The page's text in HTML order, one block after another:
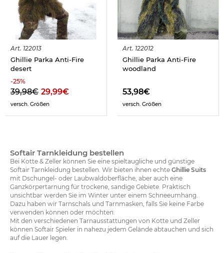
Art. 122013
Ghillie Parka Anti-Fire
desert
-25%
39,98€ 29,99€
versch. Größen
Art. 122012
Ghillie Parka Anti-Fire
woodland
53,98€
versch. Größen
Softair Tarnkleidung bestellen
Bei Kotte & Zeller können Sie eine spieltaugliche und günstige
Softair Tarnkleidung bestellen. Wir bieten ihnen echte Ghillie Suits
mit Dschungel- oder Laubwaldoberfläche, aber auch eine
Ganzkörpertarnung für trockene, sandige Gebiete. Praktisch
unsichtbar werden Sie im Winter unter einem Schneeumhang.
Dazu haben wir Tarnschals und Tarnmasken, falls Sie keine Farbe
verwenden können oder möchten.
Mit den verschiedenen Tarnausstattungen von Kotte und Zeller
können Softair Spieler in nahezu jedem Gelände abtauchen und sich
auf die Lauer legen.